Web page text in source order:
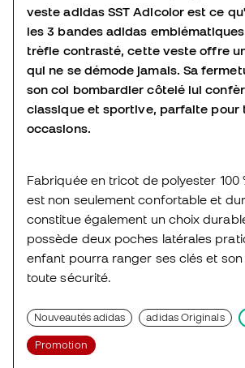
veste adidas SST Adicolor est ce
les 3 bandes adidas
trèfle contrasté, cette veste offre
qui ne se démode jamais. Sa
son col bombardier côtelé lui
classique et sportive, parfaite pour
occasions.
Fabriquée en tricot de polyester 100
est non seulement confortable et
constitue également un choix
possède deux poches latérales
enfant pourra ranger ses clés et
toute sécurité.
Nouveautés adidas adidas Originals
Promotion